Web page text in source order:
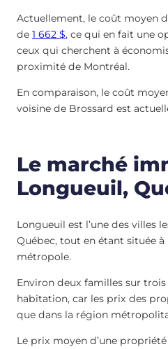
Actuellement, le coût moyen
de 1 662 $, ce qui en fait une
ceux qui cherchent à
proximité de Montréal.
En comparaison, le coût
voisine de Brossard est
Le marché
Longueuil,
Longueuil est l’une des villes
Québec, tout en étant située
métropole.
Environ deux familles sur
habitation, car les prix des
que dans la région
Le prix moyen d’une